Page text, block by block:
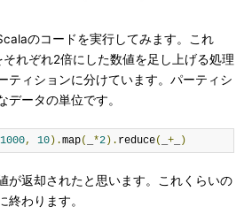
のコードを実行してみます。これ
それぞれ2倍にした数値を足し上げる処理
ティションに分けています。パーティシ
データの単位です。
1000, 10 ).map( *2 ). reduce( + )
が返却されたと思います。これくらいの
終わります。